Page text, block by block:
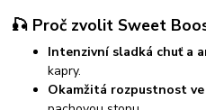
🎣 Proč zvolit Sweet
Intenzivní sladká chuť a
kapry.
Okamžitá rozpustnost